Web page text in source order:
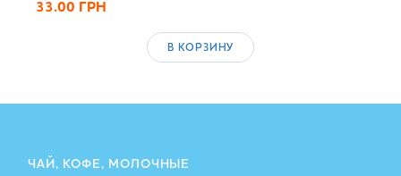
33.00 ГРН
В КОРЗИНУ
ЧАЙ, КОФЕ, МОЛОЧНЫЕ